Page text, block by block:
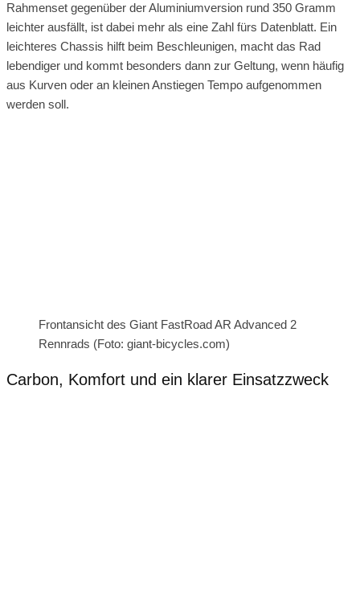
Rahmenset gegenüber der Aluminiumversion rund 350 Gramm
leichter ausfällt, ist dabei mehr als eine Zahl fürs Datenblatt. Ein
leichteres Chassis hilft beim Beschleunigen, macht das Rad
lebendiger und kommt besonders dann zur Geltung, wenn häufig
aus Kurven oder an kleinen Anstiegen Tempo aufgenommen
werden soll.
Frontansicht des Giant FastRoad AR Advanced 2
Rennrads (Foto: giant-bicycles.com)
Carbon, Komfort und ein klarer Einsatzzweck